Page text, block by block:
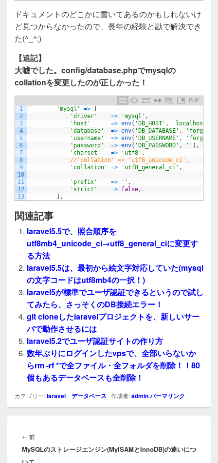
ドキュメントのどこかに書いてあるのかもしれないけ
ど見つからなかったので、長年の経験と勘で解決でき
た(^_^;)
【追記】
大嘘でした。config/database.phpでmysqlの
collationを変更したのが正しかった！
PHP
1
2
3
4
5
6
7
8
9
10
11
12
13
'mysql' =>
[
'driver'
=> 'mysql' ,
'host'
=> env( 'DB_HOST' , 'localhost'
'database'
=> env( 'DB_DATABASE' , 'forge'
'username'
=> env( 'DB_USERNAME' , 'forge'
'password'
=> env( 'DB_PASSWORD' , '' ) ,
'charset'
=> 'utf8' ,
//'collation' => 'utf8_unicode_ci',
'collation'
=> 'utf8_general_ci' ,
'prefix' => '' ,
'strict'
=> false,
] ,
関連記事
laravel5.5で、照合順序を
utf8mb4_unicode_ci→utf8_general_ciに変更す
る方法
laravel5.5は、最初から絵文字対応していた(mysql
の文字コードはutf8mb4の一択！)
laravel5が標準でユーザ認証できるというので試し
てみたら、さっそくのDB接続エラー！
git cloneしたlaravelプロジェクトを、新しいサー
バで動作させるには
laravel5.2でユーザ認証サイトの作り方
数年ぶりにログインしたvpsで、全部いらないか
らrm -rf *で全ファイル・全フォルダを削除！！80
個もあるデータベースも全削除！
カテゴリー:laravel データベース 作成者:adminパーマリンク
稿
ナ
ビ
← 前前
の
MySQLのストレージエンジン(MyISAMとInnoDB)の違いにつ